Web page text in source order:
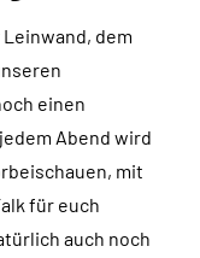
dem
einen
Abend wird
mit
für euch
auch noch